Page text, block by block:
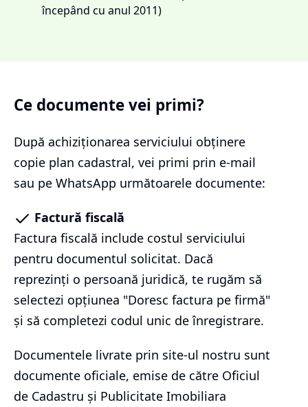
începând cu anul 2011)
Ce documente vei primi?
După achiziționarea serviciului obținere
copie plan cadastral, vei primi prin e-mail
sau pe WhatsApp următoarele documente:
Factură fiscală
Factura fiscală include costul serviciului
pentru documentul solicitat. Dacă
reprezinți o persoană juridică, te rugăm să
selectezi opțiunea "Doresc factura pe firmă"
și să completezi codul unic de înregistrare.
Documentele livrate prin site-ul nostru sunt
documente oficiale, emise de către Oficiul
de Cadastru și Publicitate Imobiliara